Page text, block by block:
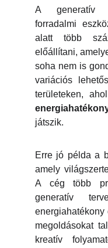
A generatív
forradalmi
alatt több
előállítani,
soha nem is
variációs
területeken,
játszik.
Erre jó példa a
amely
A cég több
generatív
megoldásokat
kreatív